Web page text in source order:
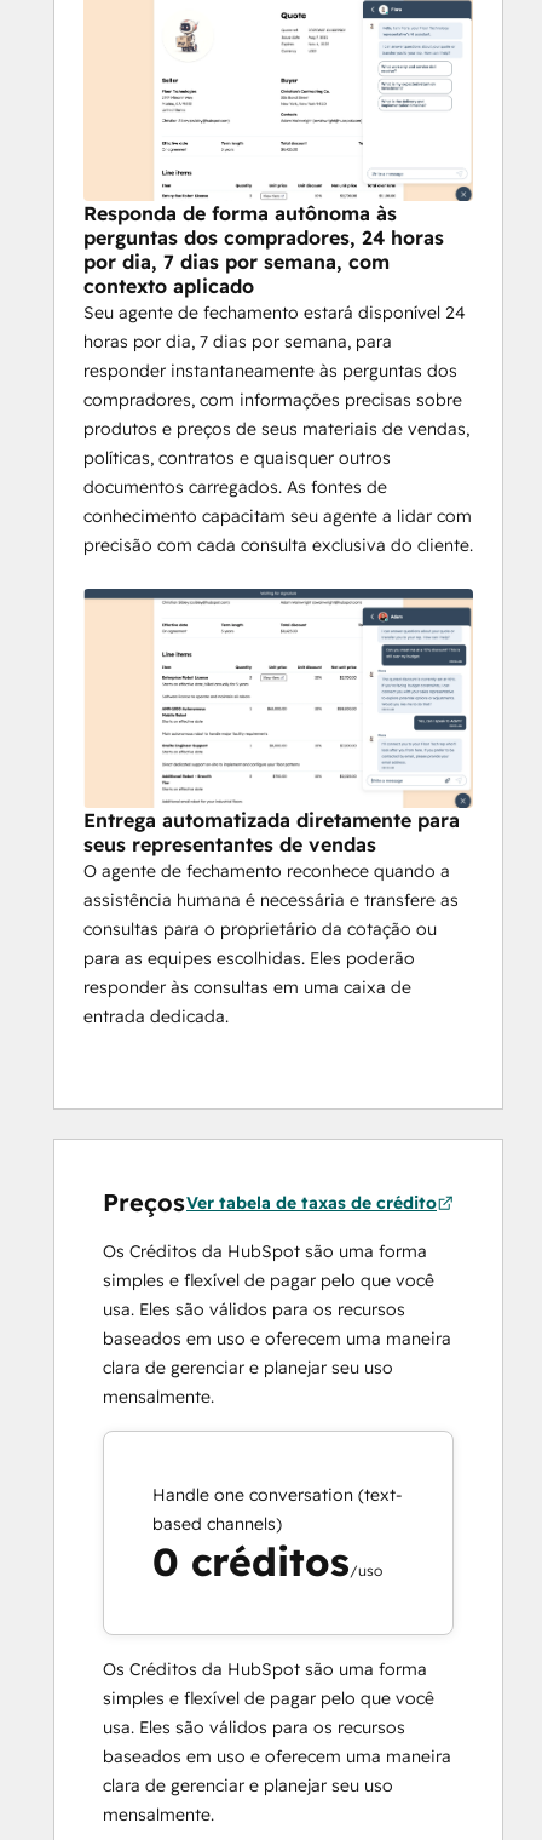
Responda de forma autônoma às
perguntas dos compradores, 24 horas
por dia, 7 dias por semana, com
contexto aplicado
Seu agente de fechamento estará disponível 24
horas por dia, 7 dias por semana, para
responder instantaneamente às perguntas dos
compradores, com informações precisas sobre
produtos e preços de seus materiais de vendas,
políticas, contratos e quaisquer outros
documentos carregados. As fontes de
conhecimento capacitam seu agente a lidar com
precisão com cada consulta exclusiva do cliente.
Entrega automatizada diretamente para
seus representantes de vendas
O agente de fechamento reconhece quando a
assistência humana é necessária e transfere as
consultas para o proprietário da cotação ou
para as equipes escolhidas. Eles poderão
responder às consultas em uma caixa de
entrada dedicada.
PreçosVer tabela de taxas de crédito
Os Créditos da HubSpot são uma forma
simples e flexível de pagar pelo que você
usa. Eles são válidos para os recursos
baseados em uso e oferecem uma maneira
clara de gerenciar e planejar seu uso
mensalmente.
Handle one conversation (text-
based channels)
0 créditos/uso
Os Créditos da HubSpot são uma forma
simples e flexível de pagar pelo que você
usa. Eles são válidos para os recursos
baseados em uso e oferecem uma maneira
clara de gerenciar e planejar seu uso
mensalmente.